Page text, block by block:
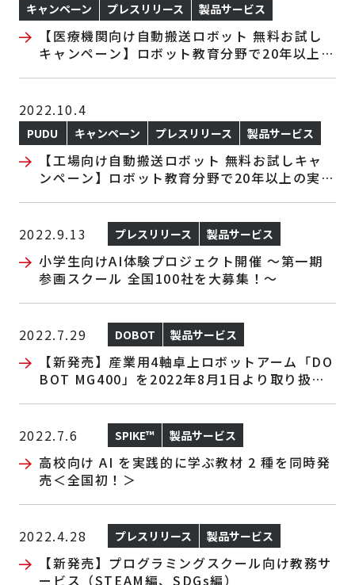
キャンペーン プレスリリース 製品サービス
【医療機関向け自動搬送ロボット 無料お試し
キャンペーン】ロボット教育分野で20年以上の
2022.10.4
PUDU キャンペーン プレスリリース 製品サービス
【工場向け自動搬送ロボット 無料お試しキャ
ンペーン】ロボット教育分野で20年以上の実績
2022.9.13 プレスリリース 製品サービス
小学生向けAI体験プロジェクト開催 ～第一期
参画スクール 全国100社を大募集！～
2022.7.29 DOBOT 製品サービス
【新発売】産業用4軸卓上ロボットアーム「DO
BOT MG400」を2022年8月1日より取り扱い
2022.7.6 SPIKE™ 製品サービス
高校向け AI を実践的に学ぶ教材 2 種を同時発
売＜全国初！＞
2022.4.28 プレスリリース 製品サービス
【新発売】プログラミングスクール向け教務サ
ービス（STEAM編、SDGs編）